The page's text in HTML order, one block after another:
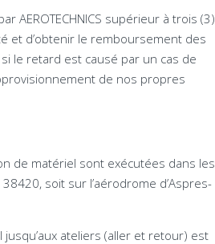
AEROTECHNICS supérieur à trois (3)
et d’obtenir le remboursement des
le retard est causé par un cas de
de nos propres
de matériel sont exécutées dans les
38420, soit sur l’aérodrome d’Aspres-
ateliers (aller et retour) est